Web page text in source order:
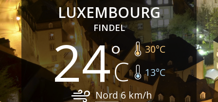
LUXEMBOURG
FINDEL
24 30°C
13°C
Nord6 km/h